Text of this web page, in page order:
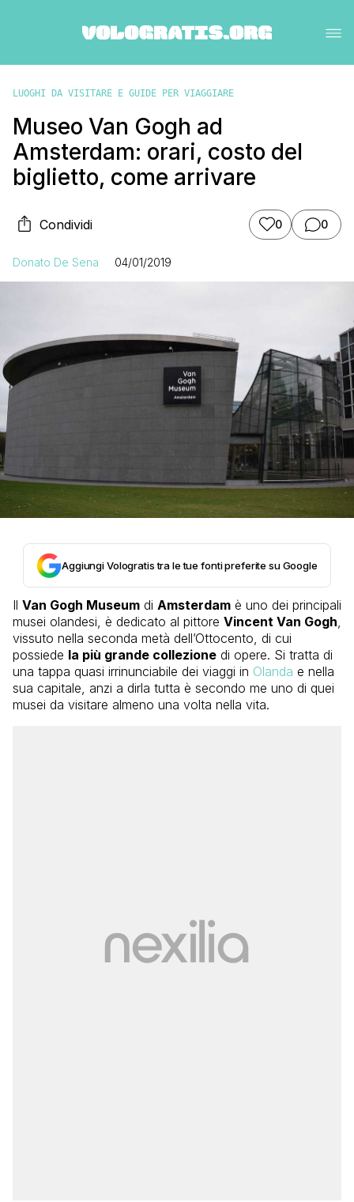
LUOGHI DA VISITARE E GUIDE PER VIAGGIARE
Museo Van Gogh ad
Amsterdam: orari, costo del
biglietto, come arrivare
Condividi 0 0
Donato De Sena 04/01/2019
Aggiungi Vologratis tra le tue fonti preferite su Google
Il Van Gogh Museum di Amsterdam è uno dei principali
musei olandesi, è dedicato al pittore Vincent Van Gogh
vissuto nella seconda metà dell’Ottocento, di cui
possiede la più grande collezione di opere. Si tratta di
una tappa quasi irrinunciabile dei viaggi in Olanda e nella
sua capitale, anzi a dirla tutta è secondo me uno di quei
musei da visitare almeno una volta nella vita.